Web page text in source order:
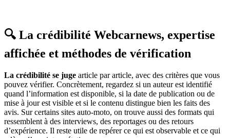
🔍 La crédibilité Webcarnews, expertise
affichée et méthodes de vérification
La crédibilité se juge article par article, avec des critères que vous
pouvez vérifier. Concrètement, regardez si un auteur est identifié
quand l’information est disponible, si la date de publication ou de
mise à jour est visible et si le contenu distingue bien les faits des
avis. Sur certains sites auto-moto, on trouve aussi des formats qui
ressemblent à des interviews, des reportages ou des retours
d’expérience. Il reste utile de repérer ce qui est observable et ce qui